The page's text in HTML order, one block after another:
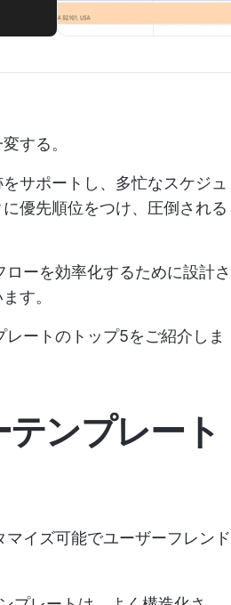
する。
サポートし、多忙なスケジュ
優先順位をつけ、圧倒される
ーを効率化するために設計さ
す。
ートのトップ5をご紹介しま
ンプレート
イズ可能でユーザーフレンド